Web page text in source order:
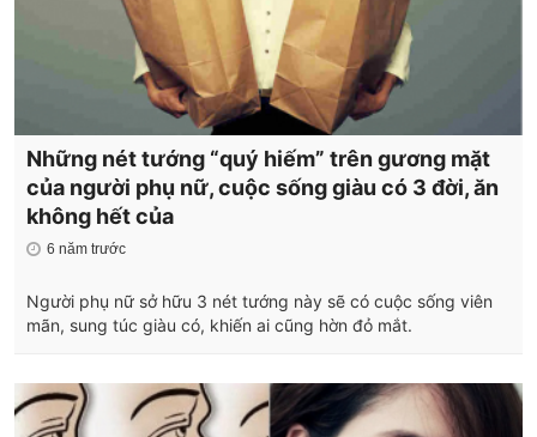
Những nét tướng “quý hiếm” trên gương mặt
của người phụ nữ, cuộc sống giàu có 3 đời, ăn
không hết của
6 năm trước
Người phụ nữ sở hữu 3 nét tướng này sẽ có cuộc sống viên
mãn, sung túc giàu có, khiến ai cũng hờn đỏ mắt.